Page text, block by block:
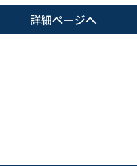
詳細ページへ